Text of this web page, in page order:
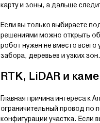
карту и зоны, а дальше
Если вы только выбираете
решениями можно открыть
робот нужен не вместо
забора, деревьев и узких зон.
RTK, LiDAR и
Главная причина интереса к
ограничительный провод по
конфигурации участка. Если